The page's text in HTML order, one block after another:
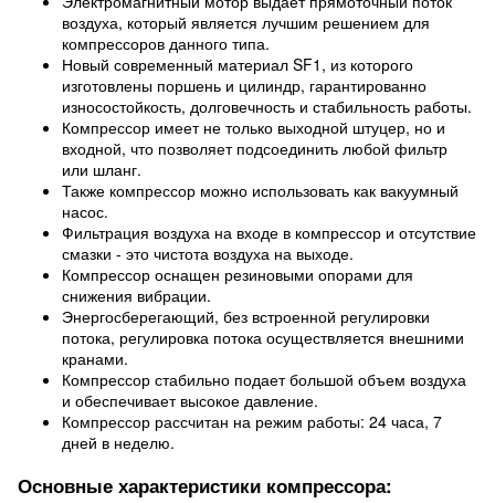
воздуха, который является лучшим решением для
компрессоров данного типа.
Новый современный материал SF1, из которого
изготовлены поршень и цилиндр, гарантированно
износостойкость, долговечность и стабильность работы.
Компрессор имеет не только выходной штуцер, но и
входной, что позволяет подсоединить любой фильтр
или шланг.
Также компрессор можно использовать как вакуумный
насос.
Фильтрация воздуха на входе в компрессор и отсутствие
смазки - это чистота воздуха на выходе.
Компрессор оснащен резиновыми опорами для
снижения вибрации.
Энергосберегающий, без встроенной регулировки
потока, регулировка потока осуществляется внешними
кранами.
Компрессор стабильно подает большой объем воздуха
и обеспечивает высокое давление.
Компрессор рассчитан на режим работы: 24 часа, 7
дней в неделю.
Основные характеристики компрессора: